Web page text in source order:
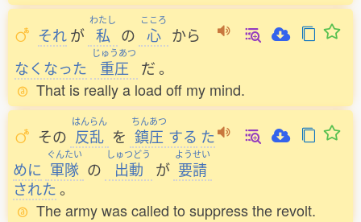
それが
わたし
私 の
こころ
心 から
なくなった
じゅうあつ
重圧 だ。
That is really a load off my mind.
その
はんらん
反乱 を
ちんあつ
鎮圧 する た
めに
ぐんたい
軍隊 の
しゅつどう
出動 が
ようせい
要請
された。
The army was called to suppress the revolt.